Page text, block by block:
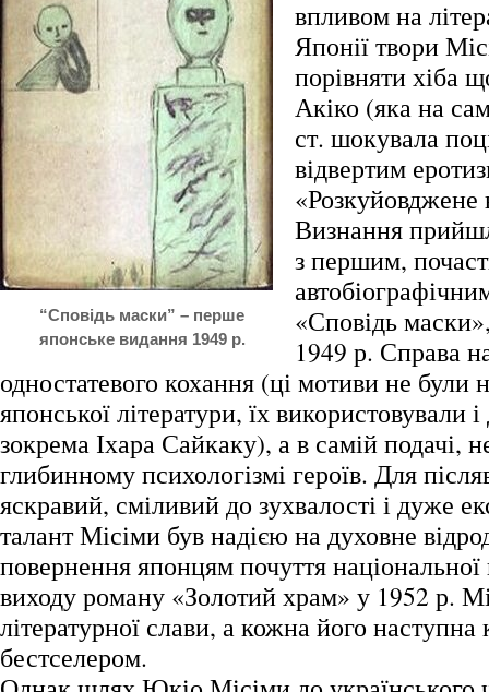
“Сповідь маски” – перше
японське видання 1949 р.
впливом на
Японії твори
порівняти хіба
Акіко (яка на
ст. шокувала
відвертим
«Розкуйовджене
Визнання
з першим,
«Сповідь
1949 р. Справа
одностатевого кохання (ці мотиви не були
японської літератури, їх використовували
зокрема Іхара Сайкаку), а в самій подачі,
глибинному психологізмі героїв. Для
яскравий, сміливий до зухвалості і дуже
талант Місіми був надією на духовне
повернення японцям почуття національної
виходу роману «Золотий храм» у 1952 р.
літературної слави, а кожна його наступна
бестселером.